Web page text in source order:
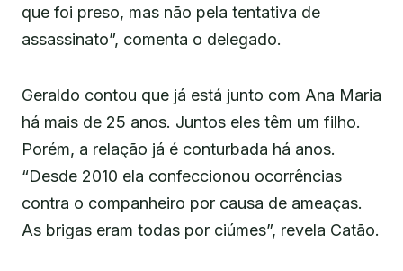
que foi preso, mas não pela tentativa de
assassinato”, comenta o delegado.
Geraldo contou que já está junto com Ana Maria
há mais de 25 anos. Juntos eles têm um filho.
Porém, a relação já é conturbada há anos.
“Desde 2010 ela confeccionou ocorrências
contra o companheiro por causa de ameaças.
As brigas eram todas por ciúmes”, revela Catão.